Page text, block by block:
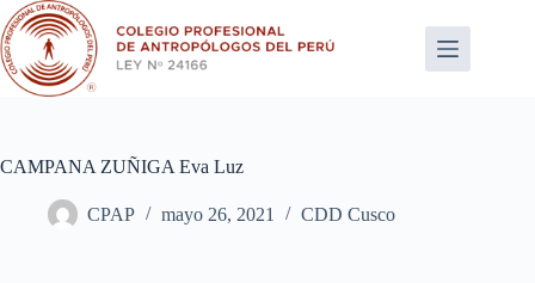
Saltar
al
contenido
CAMPANA ZUÑIGA Eva Luz
CPAP mayo 26, 2021 CDD Cusco